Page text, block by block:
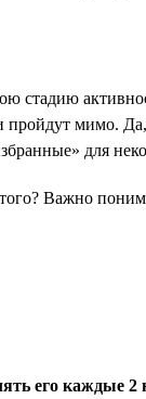
стадию
мимо.
для
Важно
его каждые 2